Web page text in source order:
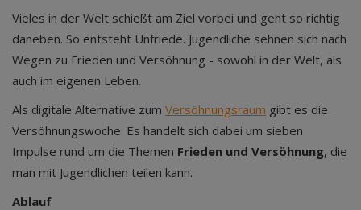
Vieles in der Welt schießt am Ziel vorbei und geht so richtig
daneben. So entsteht Unfriede. Jugendliche sehnen sich nach
Wegen zu Frieden und Versöhnung - sowohl in der Welt, als
auch im eigenen Leben.
Als digitale Alternative zum Versöhnungsraum gibt es die
Versöhnungswoche. Es handelt sich dabei um sieben
Impulse rund um die Themen Frieden und Versöhnung, die
man mit Jugendlichen teilen kann.
Ablauf